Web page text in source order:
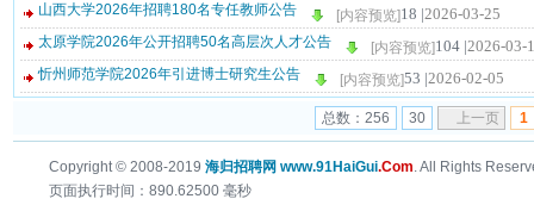
山西大学2026年招聘180名专任教师公告 [内容预览]18 |2026-03-25
太原学院2026年公开招聘50名高层次人才公告 [内容预览]104 |2026-03-
忻州师范学院2026年引进博士研究生公告 [内容预览]53 |2026-02-05
总数：256 30 上一页 1
Copyright © 2008-2019 海归招聘网 www.91HaiGui.Com. All Rights
页面执行时间：890.62500 毫秒